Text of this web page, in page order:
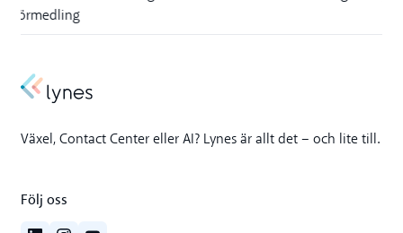
Växel, Contact Center eller AI? Lynes är allt det – och lite till.
Följ oss